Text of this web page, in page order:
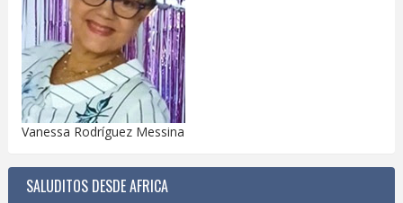
Vanessa Rodríguez Messina
SALUDITOS DESDE AFRICA